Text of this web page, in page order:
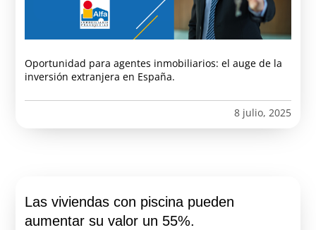
Oportunidad para agentes inmobiliarios: el auge de la
inversión extranjera en España.
8 julio, 2025
Las viviendas con piscina pueden
aumentar su valor un 55%.